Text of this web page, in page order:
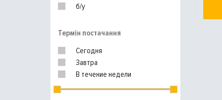
б/у
Термін постачання
Сегодня
Завтра
В течение недели